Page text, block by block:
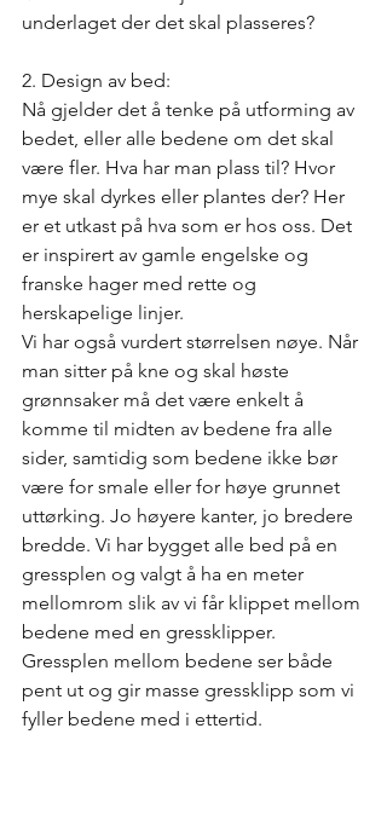
underlaget der det skal plasseres?
2. Design av bed:
Nå gjelder det å tenke på utforming av
bedet, eller alle bedene om det skal
være fler. Hva har man plass til? Hvor
mye skal dyrkes eller plantes der? Her
er et utkast på hva som er hos oss. Det
er inspirert av gamle engelske og
franske hager med rette og
herskapelige linjer.
Vi har også vurdert størrelsen nøye. Når
man sitter på kne og skal høste
grønnsaker må det være enkelt å
komme til midten av bedene fra alle
sider, samtidig som bedene ikke bør
være for smale eller for høye grunnet
uttørking. Jo høyere kanter, jo bredere
bredde. Vi har bygget alle bed på en
gressplen og valgt å ha en meter
mellomrom slik av vi får klippet mellom
bedene med en gressklipper.
Gressplen mellom bedene ser både
pent ut og gir masse gressklipp som vi
fyller bedene med i ettertid.